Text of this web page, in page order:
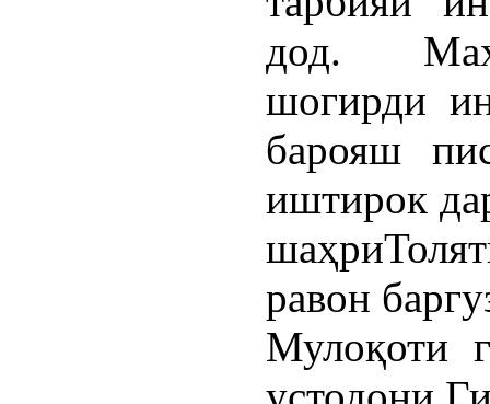
дод.
шогирди
барояш
иштирок
равон
Мулоқоти